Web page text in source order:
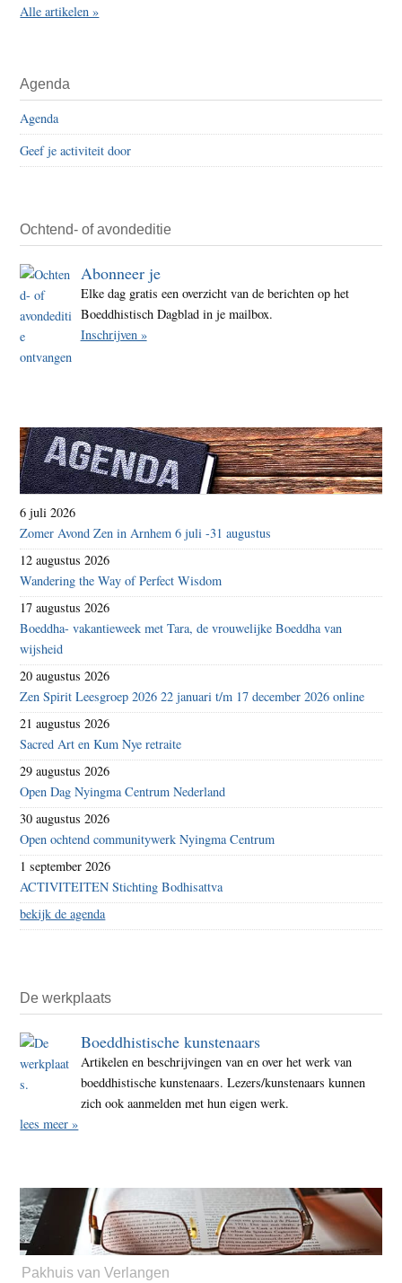
Alle artikelen »
Agenda
Agenda
Geef je activiteit door
Ochtend- of avondeditie
Abonneer je
Elke dag gratis een overzicht van de berichten op het
Boeddhistisch Dagblad in je mailbox.
Inschrijven »
6 juli 2026
Zomer Avond Zen in Arnhem 6 juli -31 augustus
12 augustus 2026
Wandering the Way of Perfect Wisdom
17 augustus 2026
Boeddha- vakantieweek met Tara, de vrouwelijke Boeddha van
wijsheid
20 augustus 2026
Zen Spirit Leesgroep 2026 22 januari t/m 17 december 2026 online
21 augustus 2026
Sacred Art en Kum Nye retraite
29 augustus 2026
Open Dag Nyingma Centrum Nederland
30 augustus 2026
Open ochtend communitywerk Nyingma Centrum
1 september 2026
ACTIVITEITEN Stichting Bodhisattva
bekijk de agenda
De werkplaats
Boeddhistische kunstenaars
Artikelen en beschrijvingen van en over het werk van
boeddhistische kunstenaars. Lezers/kunstenaars kunnen
zich ook aanmelden met hun eigen werk.
lees meer »
Pakhuis van Verlangen